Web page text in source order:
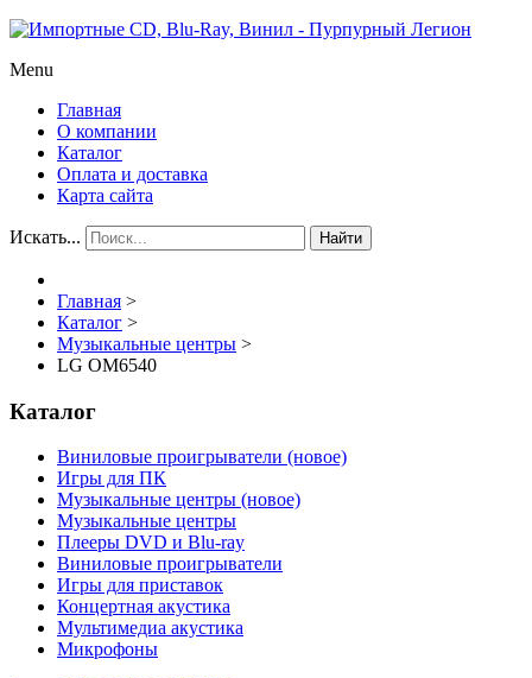
Menu
Главная
О компании
Каталог
Оплата и доставка
Карта сайта
Искать... Найти
Главная >
Каталог >
Музыкальные центры >
LG OM6540
Каталог
Виниловые проигрыватели (новое)
Игры для ПК
Музыкальные центры (новое)
Музыкальные центры
Плееры DVD и Blu-ray
Виниловые проигрыватели
Игры для приставок
Концертная акустика
Мультимедиа акустика
Микрофоны